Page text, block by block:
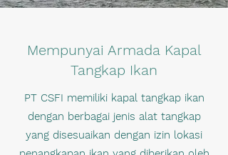
Mempunyai Armada Kapal
Tangkap Ikan
PT CSFI memiliki kapal tangkap ikan
dengan berbagai jenis alat tangkap
yang disesuaikan dengan izin lokasi